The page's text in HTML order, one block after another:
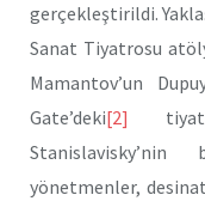
gerçek­leştirildi.
Sanat Tiyatrosu
Mamantov’un
Gate’deki[2]
yönetmenler,